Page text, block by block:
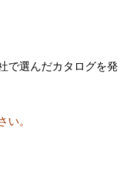
で選んだカタログを発
。